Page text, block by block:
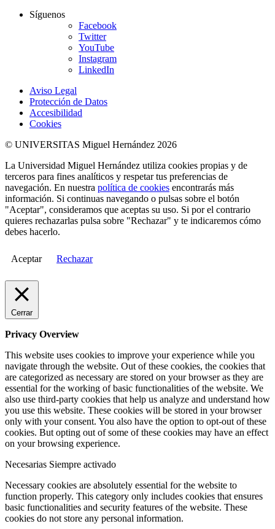
Síguenos
Facebook
Twitter
YouTube
Instagram
LinkedIn
Aviso Legal
Protección de Datos
Accesibilidad
Cookies
© UNIVERSITAS Miguel Hernández 2026
La Universidad Miguel Hernández utiliza cookies propias y de
terceros para fines analíticos y respetar tus preferencias de
navegación. En nuestra política de cookies encontrarás más
información. Si continuas navegando o pulsas sobre el botón
"Aceptar", consideramos que aceptas su uso. Si por el contrario
quieres rechazarlas pulsa sobre "Rechazar" y te indicaremos cómo
debes hacerlo.
Aceptar Rechazar
Cerrar
Privacy Overview
This website uses cookies to improve your experience while you
navigate through the website. Out of these cookies, the cookies that
are categorized as necessary are stored on your browser as they are
essential for the working of basic functionalities of the website. We
also use third-party cookies that help us analyze and understand how
you use this website. These cookies will be stored in your browser
only with your consent. You also have the option to opt-out of these
cookies. But opting out of some of these cookies may have an effect
on your browsing experience.
Necesarias Siempre activado
Necessary cookies are absolutely essential for the website to
function properly. This category only includes cookies that ensures
basic functionalities and security features of the website. These
cookies do not store any personal information.